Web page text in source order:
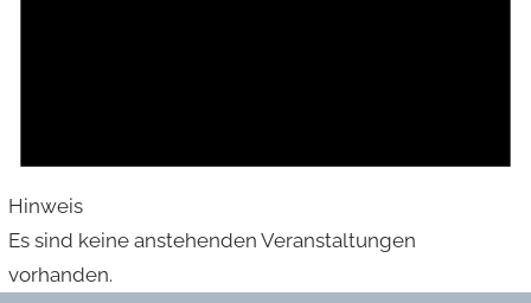
Hinweis
Es sind keine anstehenden Veranstaltungen
vorhanden.